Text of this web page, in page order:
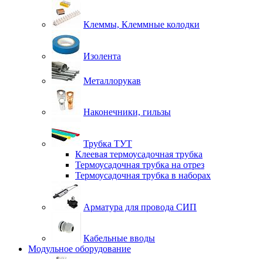
Клеммы, Клеммные колодки
Изолента
Металлорукав
Наконечники, гильзы
Трубка ТУТ
Клеевая термоусадочная трубка
Термоусадочная трубка на отрез
Термоусадочная трубка в наборах
Арматура для провода СИП
Кабельные вводы
Модульное оборудование